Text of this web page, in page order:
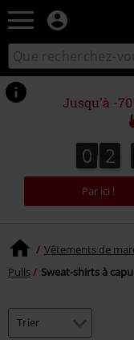
Rechercher
sur
le
catalogue
Jusqu'à -70
0
0 2
2
Par ici !
Vêtements de
Pulls
Sweat-shirts à